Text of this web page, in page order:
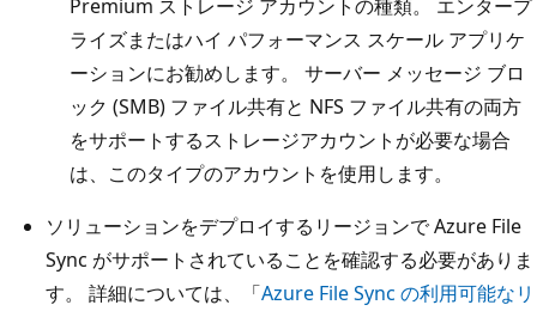
Premium ストレージ アカウントの種類。 エンタープ
ライズまたはハイ パフォーマンス スケール アプリケ
ーションにお勧めします。 サーバー メッセージ ブロ
ック (SMB) ファイル共有と NFS ファイル共有の両方
をサポートするストレージアカウントが必要な場合
は、このタイプのアカウントを使用します。
ソリューションをデプロイするリージョンで Azure File
Sync がサポートされていることを確認する必要がありま
す。 詳細については、「Azure File Sync の利用可能なリ